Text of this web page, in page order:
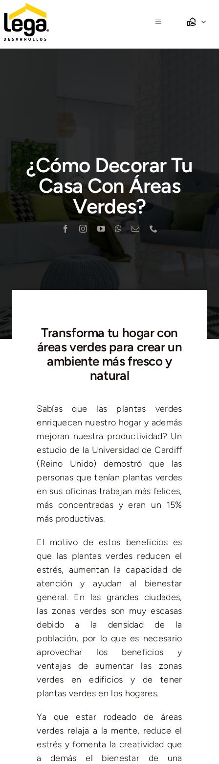
Saltar
contenido
Toggle
Inicio
Desarrollos
Crédito
Club Lega
¿Cómo Decorar Tu
Casa Con Áreas
Verdes?
Transforma tu hogar con
áreas verdes para crear un
ambiente más fresco y
natural
Sabías que las plantas verdes
enriquecen nuestro hogar y además
mejoran nuestra productividad? Un
estudio de la Universidad de Cardiff
(Reino Unido) demostró que las
personas que tenían plantas verdes
en sus oficinas trabajan más felices,
más concentradas y eran un 15%
más productivas.
El motivo de estos beneficios es
que las plantas verdes reducen el
estrés, aumentan la capacidad de
atención y ayudan al bienestar
general. En las grandes ciudades,
las zonas verdes son muy escasas
debido a la densidad de la
población, por lo que es necesario
aprovechar los beneficios y
ventajas de aumentar las zonas
verdes en edificios y de tener
plantas verdes en los hogares.
Ya que estar rodeado de áreas
verdes relaja a la mente, reduce el
estrés y fomenta la creatividad que
a demás el bienestar de una